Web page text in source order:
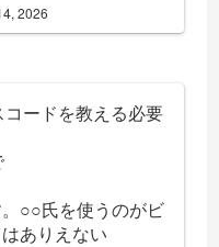
2026
ードを教える必要
○○氏を使うのがビ
ありえない